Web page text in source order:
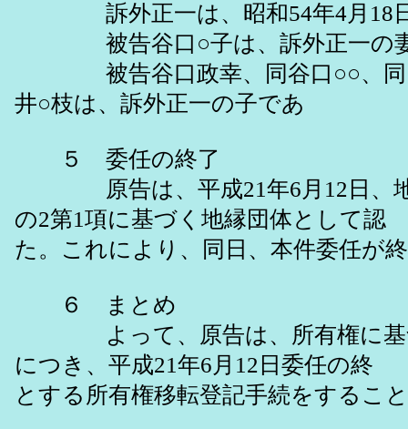
訴外正一は、昭和54年4月18日
被告谷口○子は、訴外正一の妻
被告谷口政幸、同谷口○○、同○
井○枝は、訴外正一の子であ
５ 委任の終了
原告は、平成21年6月12日、地
の2第1項に基づく地縁団体とし
た。これにより、同日、本件委任が
６ まとめ
よって、原告は、所有権に基
につき、平成21年6月12日委任
とする所有権移転登記手続をするこ